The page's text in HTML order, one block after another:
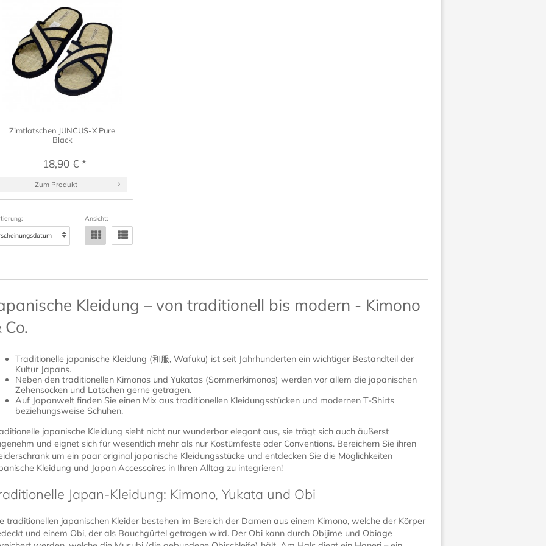
Zimtlatschen JUNCUS-X Pure
Black
18,90 € *
Zum Produkt
Ansicht:
Kleidung – von traditionell bis modern - Kimono
Co.
Traditionelle japanische Kleidung (和服, Wafuku) ist seit Jahrhunderten ein wichtiger Bestandteil der
Kultur Japans.
Neben den traditionellen Kimonos und Yukatas (Sommerkimonos) werden vor allem die japanischen
Zehensocken und Latschen gerne getragen.
Auf Japanwelt finden Sie einen Mix aus traditionellen Kleidungsstücken und modernen T-Shirts
beziehungsweise Schuhen.
japanische Kleidung sieht nicht nur wunderbar elegant aus, sie trägt sich auch äußerst
und eignet sich für wesentlich mehr als nur Kostümfeste oder Conventions. Bereichern Sie ihren
um ein paar original japanische Kleidungsstücke und entdecken Sie die Möglichkeiten
Kleidung und Japan Accessoires in Ihren Alltag zu integrieren!
Japan-Kleidung: Kimono, Yukata und Obi
traditionellen japanischen Kleider bestehen im Bereich der Damen aus einem Kimono, welche der Körper
und einem Obi, der als Bauchgürtel getragen wird. Der Obi kann durch Obijime und Obiage